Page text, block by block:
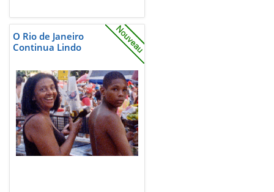
O Rio de Janeiro
Continua Lindo